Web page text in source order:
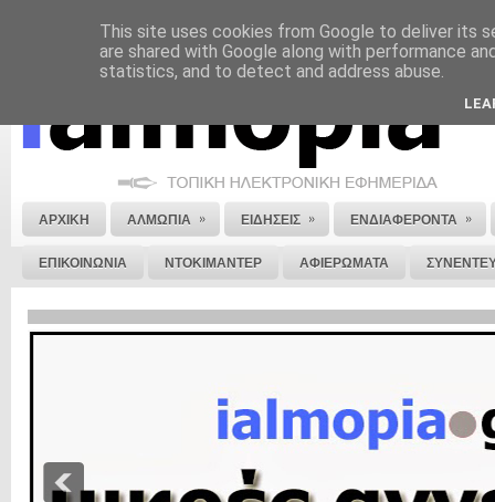
ΝΟΜΙΚΗ ΣΗΜΕΙΩΣΗ ΔΙΑΦΗΜΙΣΗ ΕΠΙΚΟΙΝΩΝΙΑ ΣΤΕΙΛΕ ΜΑΣ
ΑΡΧΙΚΗ ΑΛΜΩΠΙΑ » ΕΙΔΗΣΕΙΣ » ΕΝΔΙΑΦΕΡΟΝΤΑ »
ΕΠΙΚΟΙΝΩΝΙΑ ΝΤΟΚΙΜΑΝΤΕΡ ΑΦΙΕΡΩΜΑΤΑ
This site uses cookies from Google to deliver its
are shared with Google along with performance
statistics, and to detect and address abuse.